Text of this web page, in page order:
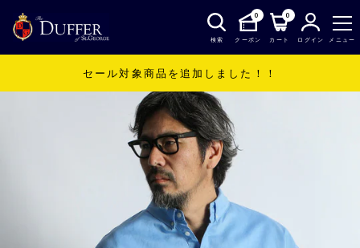
検索
0
クーポン
0
カート ログイン メニュー
セール対象商品を追加しました！！